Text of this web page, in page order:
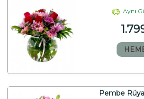
Aynı
Pembe